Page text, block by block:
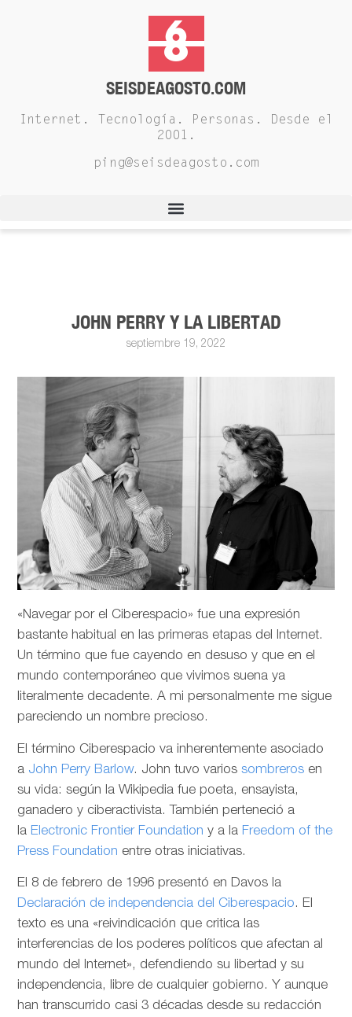
SEISDEAGOSTO.COM
Internet. Tecnología. Personas. Desde el
2001.
ping@seisdeagosto.com
JOHN PERRY Y LA LIBERTAD
septiembre 19, 2022
«Navegar por el Ciberespacio» fue una expresión
bastante habitual en las primeras etapas del Internet.
Un término que fue cayendo en desuso y que en el
mundo contemporáneo que vivimos suena ya
literalmente decadente. A mi personalmente me sigue
pareciendo un nombre precioso.
El término Ciberespacio va inherentemente asociado
a John Perry Barlow. John tuvo variossombreros en
su vida: según la Wikipedia fue poeta, ensayista,
ganadero y ciberactivista. También perteneció a
la Electronic Frontier Foundation y a la Freedom of the
Press Foundation entre otras iniciativas.
El 8 de febrero de 1996 presentó en Davos la
Declaración de independencia del Ciberespacio. El
texto es una «reivindicación que critica las
interferencias de los poderes políticos que afectan al
mundo del Internet», defendiendo su libertad y su
independencia, libre de cualquier gobierno. Y aunque
han transcurrido casi 3 décadas desde su redacción